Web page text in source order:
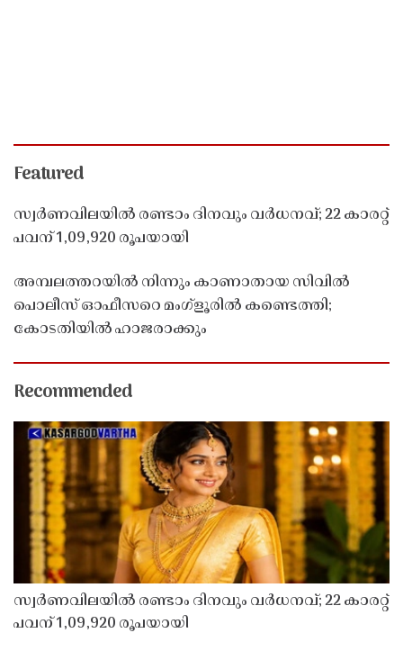
Featured
സ്വർണവിലയിൽ രണ്ടാം ദിനവും വർധനവ്; 22 കാരറ്റ്
പവന് 1,09,920 രൂപയായി
അമ്പലത്തറയിൽ നിന്നും കാണാതായ സിവിൽ
പൊലീസ് ഓഫീസറെ മംഗ്ളൂരിൽ കണ്ടെത്തി;
കോടതിയിൽ ഹാജരാക്കും
Recommended
സ്വർണവിലയിൽ രണ്ടാം ദിനവും വർധനവ്; 22 കാരറ്റ്
പവന് 1,09,920 രൂപയായി